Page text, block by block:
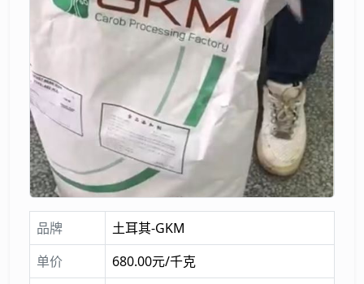
品牌
土耳其-GKM
单价
680.00元/千克